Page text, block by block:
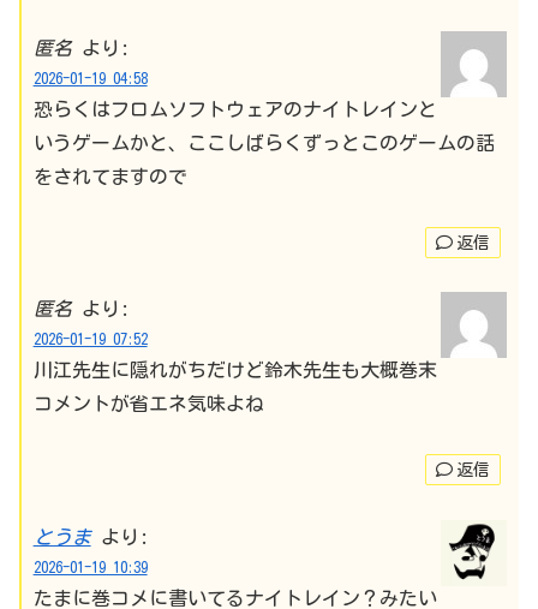
匿名 より:
2026-01-19 04:58
恐らくはフロムソフトウェアのナイトレインと
いうゲームかと、ここしばらくずっとこのゲームの話
をされてますので
返信
匿名 より:
2026-01-19 07:52
川江先生に隠れがちだけど鈴木先生も大概巻末
コメントが省エネ気味よね
返信
とうま より:
2026-01-19 10:39
たまに巻コメに書いてるナイトレイン？みたい